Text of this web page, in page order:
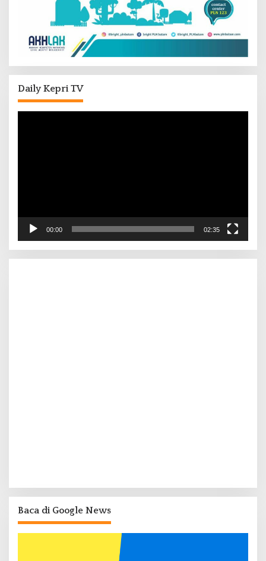
Daily Kepri TV
00:00 02:35
Baca di Google News